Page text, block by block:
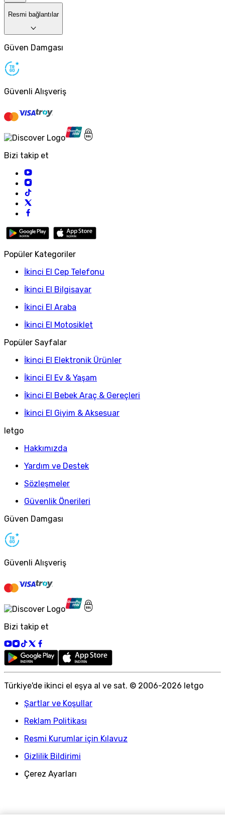
Resmi bağlantılar
Güven Damgası
Güvenli Alışveriş
Bizi takip et
Popüler Kategoriler
İkinci El Cep Telefonu
İkinci El Bilgisayar
İkinci El Araba
İkinci El Motosiklet
Popüler Sayfalar
İkinci El Elektronik Ürünler
İkinci El Ev & Yaşam
İkinci El Bebek Araç & Gereçleri
İkinci El Giyim & Aksesuar
letgo
Hakkımızda
Yardım ve Destek
Sözleşmeler
Güvenlik Önerileri
Güven Damgası
Güvenli Alışveriş
Bizi takip et
Türkiye'de ikinci el eşya al ve sat. © 2006-2026 letgo
Şartlar ve Koşullar
Reklam Politikası
Resmi Kurumlar için Kılavuz
Gizlilik Bildirimi
Çerez Ayarları